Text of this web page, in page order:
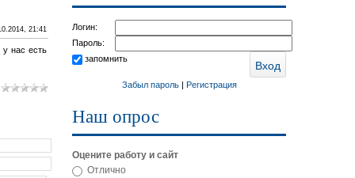
21:41
у нас есть
Логин:
Пароль:
запомнить
Забыл пароль| Регистрация
Наш опрос
Оцените работу и сайт
Отлично